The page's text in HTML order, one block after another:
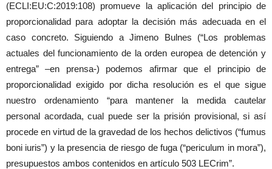
(ECLI:EU:C:2019:108) promueve la aplicación del principio de
proporcionalidad para adoptar la decisión más adecuada en el
caso concreto. Siguiendo a Jimeno Bulnes (“Los problemas
actuales del funcionamiento de la orden europea de detención y
entrega” –en prensa-) podemos afirmar que el principio de
proporcionalidad exigido por dicha resolución es el que sigue
nuestro ordenamiento “para mantener la medida cautelar
personal acordada, cual puede ser la prisión provisional, si así
procede en virtud de la gravedad de los hechos delictivos (“fumus
boni iuris”) y la presencia de riesgo de fuga (“periculum in mora”),
presupuestos ambos contenidos en artículo 503 LECrim”.